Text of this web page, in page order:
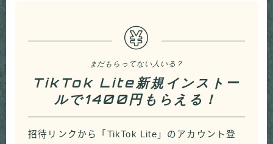
まだもらってない人いる？
TikTok Lite新規インストー
ルで1400円もらえる！
招待リンクから「TikTok Lite」のアカウント登